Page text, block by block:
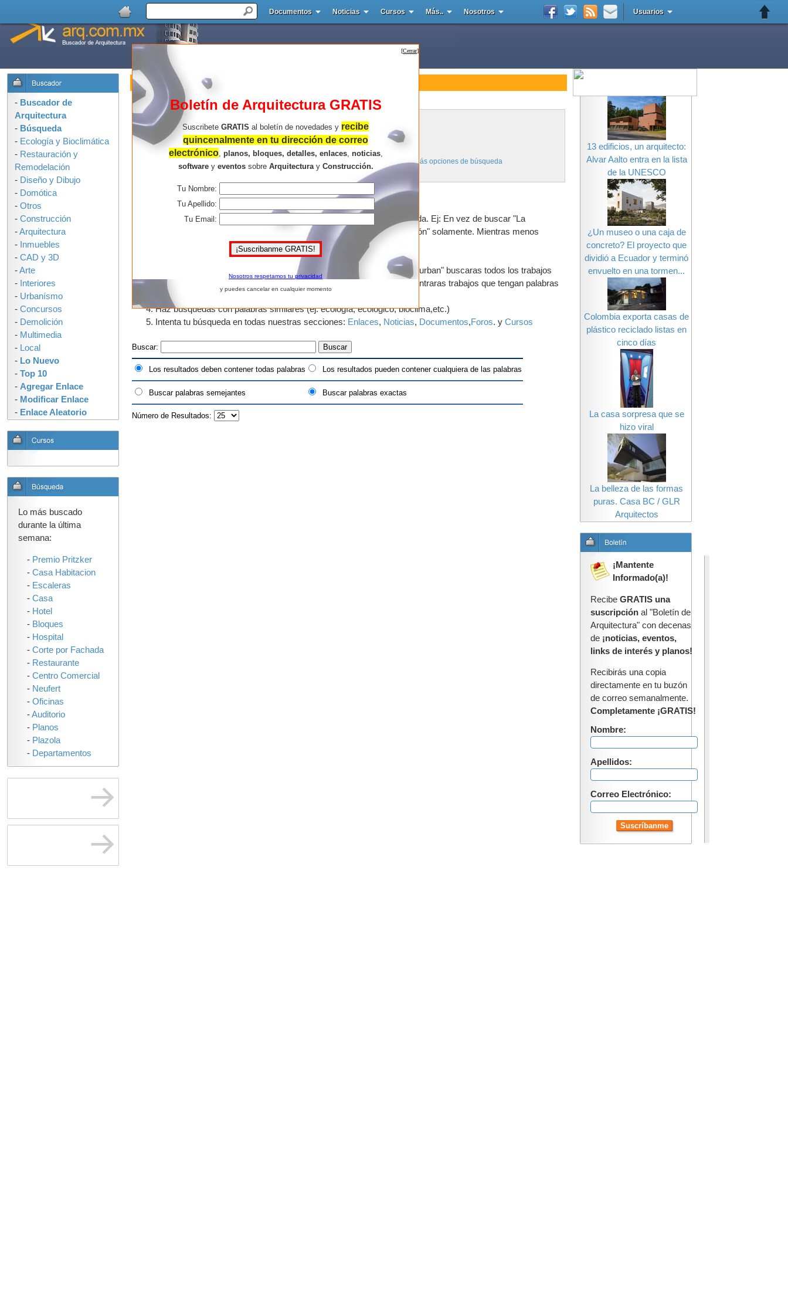
Documentos Noticias Cursos Más.. Nosotros Usuarios
- Buscador de
Arquitectura
- Búsqueda
- Ecología y Bioclimática
- Restauración y
Remodelación
- Diseño y Dibujo
- Domótica
- Otros
- Construcción
-Arquitectura
- Inmuebles
- CAD y 3D
-Arte
- Interiores
- Urbanísmo
- Concursos
- Demolición
- Multimedia
- Local
- Lo Nuevo
- Top 10
- Agregar Enlace
- Modificar Enlace
- Enlace Aleatorio
Lo más buscado
durante la última
semana:
- Premio Pritzker
- Casa Habitacion
- Escaleras
- Casa
- Hotel
- Bloques
- Hospital
- Corte por Fachada
- Restaurante
- Centro Comercial
- Neufert
- Oficinas
-Auditorio
- Planos
- Plazola
- Departamentos
Buscador de Arquitectura : Formulario de Búsqueda
OPCIONES DE BUSQUEDA:
Páginas y Links de Arquitectura
Resultados de la búsqueda.
Más opciones de búsqueda
Consejos para buscar mejor:
Usa solo las palabras que consideres mas importantes en la búsqueda. Ej: En vez de buscar "La
arquitectura en la ilustración" pon "arquitectura ilustración" o "ilustración" solamente. Mientras menos
palabras, mas resultados encontrarás.
No uses corchetes, comillas,puntos u otros símbolos.
El uso de fragmentos de palabras puede a veces ayudar, ej: si usas "urban" buscaras todos los trabajos
que tengan "urban" en alguna parte de su descripción por lo que encontraras trabajos que tengan palabras
como urbano, urbanos, urbanismo, urbanístico, etc.
Haz búsquedas con palabras similares (ej: ecología, ecológico, bioclima,etc.)
Intenta tu búsqueda en todas nuestras secciones: Enlaces, Noticias, Documentos,Foros. y Cursos
Buscar:
Los resultados deben contener todas palabras Los resultados pueden contener cualquiera de las palabras
Buscar palabras semejantes Buscar palabras exactas
Número de Resultados:
13 edificios, un arquitecto:
Alvar Aalto entra en la lista
de la UNESCO
¿Un museo o una caja de
concreto? El proyecto que
dividió a Ecuador y terminó
envuelto en una tormen...
Colombia exporta casas de
plástico reciclado listas en
cinco días
La casa sorpresa que se
hizo viral
La belleza de las formas
puras. Casa BC / GLR
Arquitectos
¡Mantente
Informado(a)!
Recibe GRATIS una
suscripción al "Boletín de
Arquitectura" con decenas
de ¡noticias, eventos,
links de interés y planos!
Recibirás una copia
directamente en tu buzón
de correo semanalmente.
Completamente ¡GRATIS!
Nombre:
Apellidos:
Correo Electrónico:
[Cerrar]
Boletín de Arquitectura GRATIS
Suscribete GRATIS al boletín de novedades y recibe
quincenalmente en tu dirección de correo
electrónico, planos, bloques, detalles, enlaces, noticias,
softwarey eventossobre Arquitecturay Construcción.
Tu Nombre:
Tu Apellido:
Tu Email:
Nosotros respetamos tu privacidad
y puedes cancelar en cualquier momento